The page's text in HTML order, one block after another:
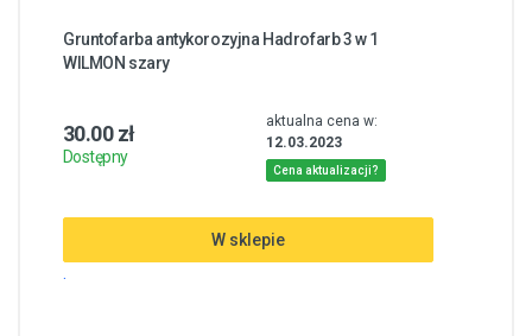
Gruntofarba antykorozyjna Hadrofarb 3 w 1
WILMON szary
30.00 zł
Dostępny
aktualna cena w:
12.03.2023
Cena aktualizacji?
W sklepie
.